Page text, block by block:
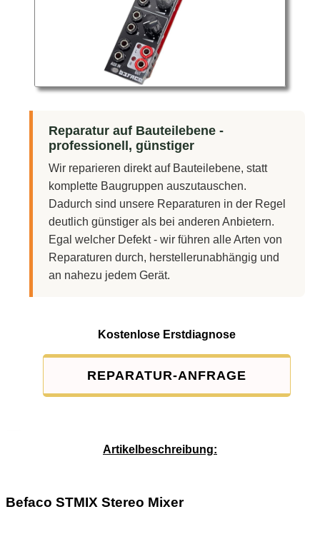
Reparatur auf Bauteilebene -
professionell, günstiger
Wir reparieren direkt auf Bauteilebene, statt
komplette Baugruppen auszutauschen.
Dadurch sind unsere Reparaturen in der Regel
deutlich günstiger als bei anderen Anbietern.
Egal welcher Defekt - wir führen alle Arten von
Reparaturen durch, herstellerunabhängig und
an nahezu jedem Gerät.
Kostenlose Erstdiagnose
REPARATUR-ANFRAGE
Artikelbeschreibung:
Befaco STMIX Stereo Mixer